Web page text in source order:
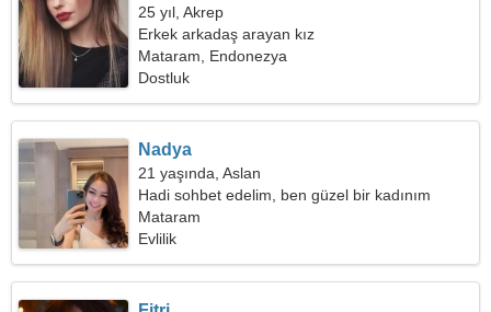
25 yıl, Akrep
Erkek arkadaş arayan kız
Mataram, Endonezya
Dostluk
Nadya
21 yaşında, Aslan
Hadi sohbet edelim, ben güzel bir kadınım
Mataram
Evlilik